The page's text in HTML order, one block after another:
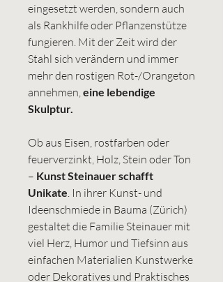
eingesetzt werden, sondern auch
als Rankhilfe oder Pflanzenstütze
fungieren. Mit der Zeit wird der
Stahl sich verändern und immer
mehr den rostigen Rot-/Orangeton
annehmen,eine lebendige
Skulptur.
Ob aus Eisen, rostfarben oder
feuerverzinkt, Holz, Stein oder Ton
– Kunst Steinauer schafft
Unikate. In ihrer Kunst- und
Ideenschmiede in Bauma (Zürich)
gestaltet die Familie Steinauer mit
viel Herz, Humor und Tiefsinn aus
einfachen Materialien Kunstwerke
oder Dekoratives und Praktisches